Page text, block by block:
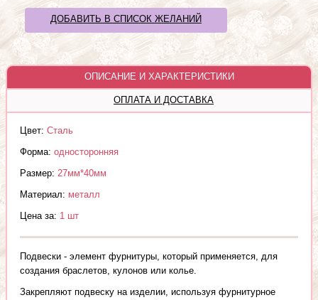
ДОБАВИТЬ В СПИСОК ЖЕЛАНИЙ
ОПИСАНИЕ И ХАРАКТЕРИСТИКИ
ОПЛАТА И ДОСТАВКА
Цвет: Сталь
Форма: односторонняя
Размер: 27мм*40мм
Материал: металл
Цена за: 1 шт
Подвески - элемент фурнитуры, который применяется, для
создания браслетов, кулонов или колье.
Закрепляют подвеску на изделии, используя фурнитурное